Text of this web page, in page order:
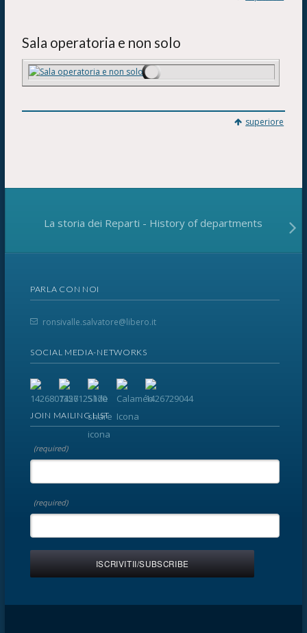
Sala operatoria e non solo
superiore
La storia dei Reparti - History of departments
PARLA CON NOI
ronsivalle.salvatore@libero.it
SOCIAL MEDIA-NETWORKS
JOIN MAILING LIST
(required)
(required)